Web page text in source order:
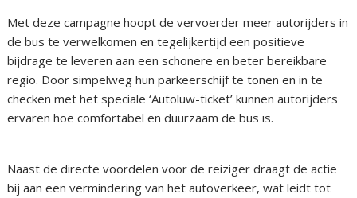
Met deze campagne hoopt de vervoerder meer autorijders in
de bus te verwelkomen en tegelijkertijd een positieve
bijdrage te leveren aan een schonere en beter bereikbare
regio. Door simpelweg hun parkeerschijf te tonen en in te
checken met het speciale ‘Autoluw-ticket’ kunnen autorijders
ervaren hoe comfortabel en duurzaam de bus is.
Naast de directe voordelen voor de reiziger draagt de actie
bij aan een vermindering van het autoverkeer, wat leidt tot